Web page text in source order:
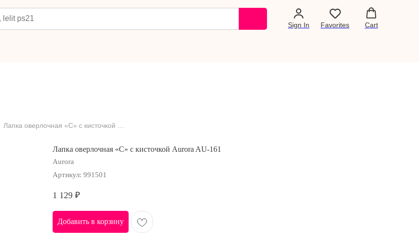
Sign In Favorites Cart
Лапка оверлочная «C» с кисточкой Aurora AU-161
Aurora
Артикул: 991501
1 129 ₽
Добавить в корзину